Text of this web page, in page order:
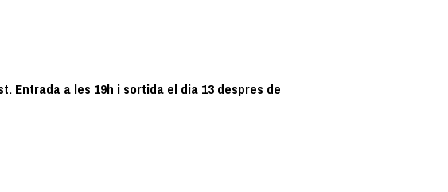
Entrada a les 19h i sortida el dia 13 despres de